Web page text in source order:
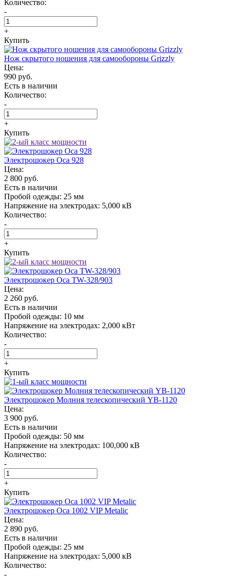
Количество:
-
+
Купить
Нож скрытого ношения для самообороны Grizzly
Цена:
990 руб.
Есть в наличии
Количество:
-
+
Купить
Электрошокер Oса 928
Цена:
2 800 руб.
Есть в наличии
Пробой одежды: 25 мм
Напряжение на электродах: 5,000 кВ
Количество:
-
+
Купить
Электрошокер Oса TW-328/903
Цена:
2 260 руб.
Есть в наличии
Пробой одежды: 10 мм
Напряжение на электродах: 2,000 кВт
Количество:
-
+
Купить
Электрошокер Молния телескопический YB-1120
Цена:
3 900 руб.
Есть в наличии
Пробой одежды: 50 мм
Напряжение на электродах: 100,000 кВ
Количество:
-
+
Купить
Электрошокер Oса 1002 VIP Metalic
Цена:
2 890 руб.
Есть в наличии
Пробой одежды: 25 мм
Напряжение на электродах: 5,000 кВ
Количество:
-